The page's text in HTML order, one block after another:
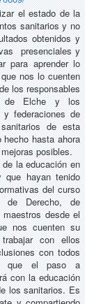
el estado de la
sanitarios y no
obtenidos y
presenciales y
para aprender lo
nos lo cuenten
los responsables
de Elche y los
federaciones de
de esta
hasta ahora
posibles.
la educación en
hayan tenido
del curso
de Derecho, de
desde el
nos cuenten su
con ellos
con todos
que el paso a
con la educación
los sanitarios. Es